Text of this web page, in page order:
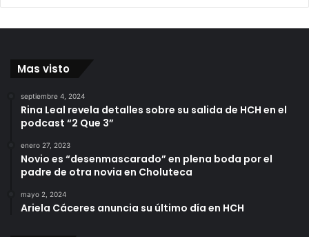
Mas visto
septiembre 4, 2024
Rina Leal revela detalles sobre su salida de HCH en el
podcast “2 Que 3”
enero 27, 2023
Novio es “desenmascarado” en plena boda por el
padre de otra novia en Choluteca
mayo 2, 2024
Ariela Cáceres anuncia su último día en HCH